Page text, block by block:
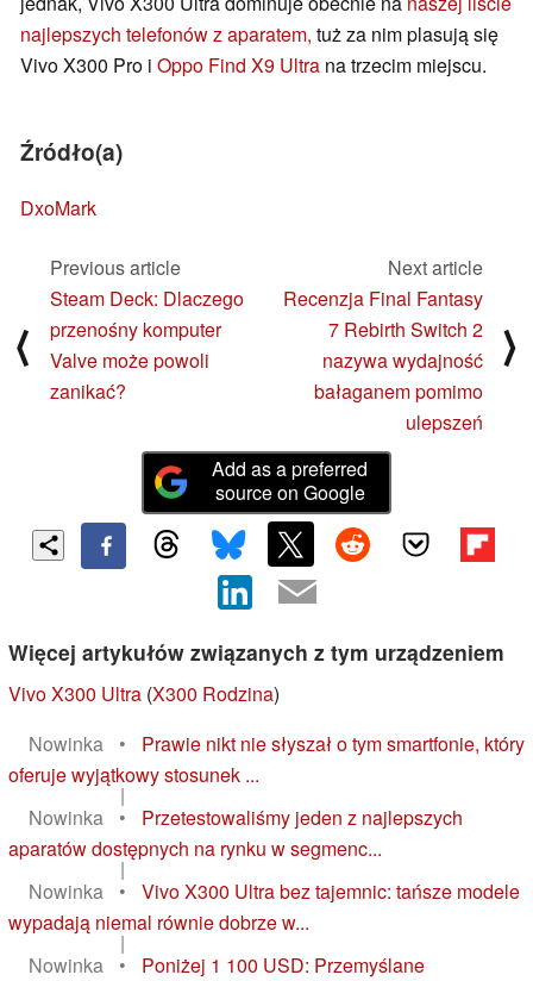
najlepszych telefonów z aparatem, tuż za nim plasują się
Vivo X300 Pro i Oppo Find X9 Ultra na trzecim miejscu.
Źródło(a)
DxoMark
⟨
Previous article
Steam Deck: Dlaczego
przenośny komputer
Valve może powoli
zanikać?
Next article
Recenzja Final Fantasy
7 Rebirth Switch 2
nazywa wydajność
bałaganem pomimo
ulepszeń
⟩
Add as a preferred
source on Google
Więcej artykułów związanych z tym urządzeniem
Vivo X300 Ultra (X300 Rodzina)
Nowinka
•
Prawie nikt nie słyszał o tym smartfonie, który
oferuje wyjątkowy stosunek ...
|
Nowinka
•
Przetestowaliśmy jeden z najlepszych
aparatów dostępnych na rynku w segmenc...
|
Nowinka
•
Vivo X300 Ultra bez tajemnic: tańsze modele
wypadają niemal równie dobrze w...
|
Nowinka
•
Poniżej 1 100 USD: Przemyślane